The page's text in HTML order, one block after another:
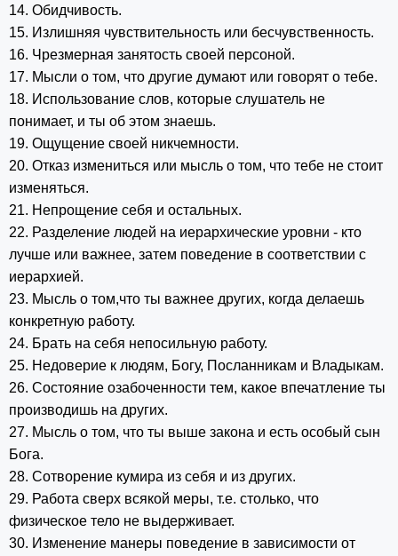
14. Обидчивость.
15. Излишняя чувствительность или бесчувственность.
16. Чрезмерная занятость своей персоной.
17. Мысли о том, что другие думают или говорят о тебе.
18. Использование слов, которые слушатель не
понимает, и ты об этом знаешь.
19. Ощущение своей никчемности.
20. Отказ измениться или мысль о том, что тебе не стоит
изменяться.
21. Непрощение себя и остальных.
22. Разделение людей на иерархические уровни - кто
лучше или важнее, затем поведение в соответствии с
иерархией.
23. Мысль о том,что ты важнее других, когда делаешь
конкретную работу.
24. Брать на себя непосильную работу.
25. Недоверие к людям, Богу, Посланникам и Владыкам.
26. Состояние озабоченности тем, какое впечатление ты
производишь на других.
27. Мысль о том, что ты выше закона и есть особый сын
Бога.
28. Сотворение кумира из себя и из других.
29. Работа сверх всякой меры, т.е. столько, что
физическое тело не выдерживает.
30. Изменение манеры поведение в зависимости от